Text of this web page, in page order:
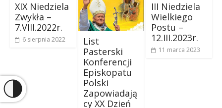
XIX Niedziela
Zwykła –
7.VIII.2022r.
6 sierpnia 2022
List
Pasterski
Konferencji
Episkopatu
Polski
Zapowiadają
cy XX Dzień
III Niedziela
Wielkiego
Postu –
12.III.2023r.
11 marca 2023